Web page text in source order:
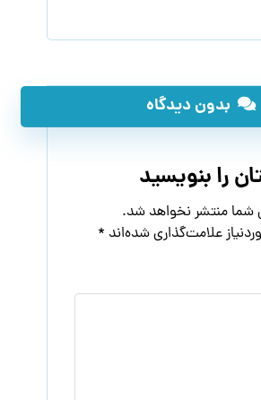
بدون دیدگاه
را بنویسید
شما منتشر نخواهد شد.
علامت‌گذاری شده‌اند *